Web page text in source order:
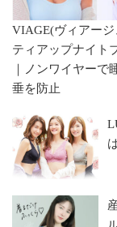
VIAGE(ヴィアージ
ティアップナイト
｜ノンワイヤーで
垂を防止